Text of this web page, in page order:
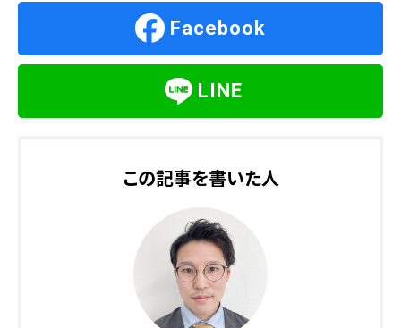
Facebook
LINE
この記事を書いた人